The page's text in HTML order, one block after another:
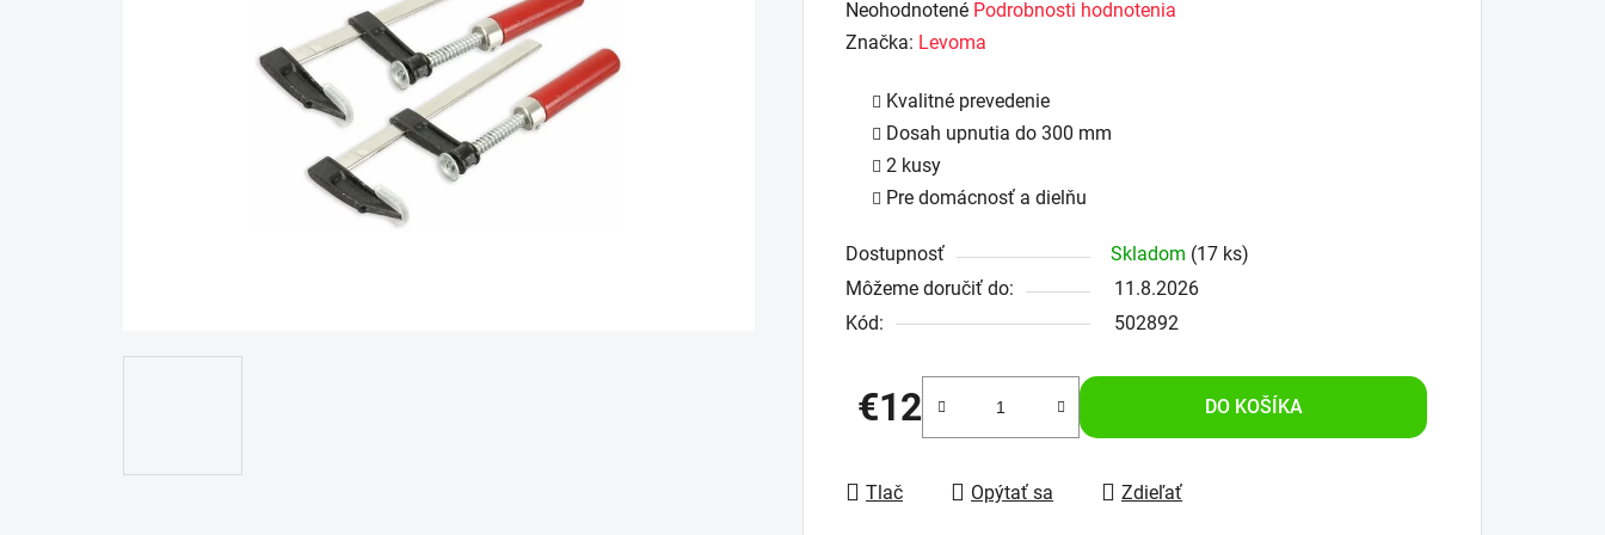
Priemerné
hodnotenie
Neohodnotené Podrobnosti hodnotenia
Značka: Levoma
Kvalitné prevedenie
Dosah upnutia do 300 mm
2 kusy
Pre domácnosť a dielňu
Dostupnosť Skladom (17 ks)
Môžeme doručiť do:
11.8.2026
Kód:
502892
€12
Jednotková cena:
DO KOŠÍKA
Tlač Opýtať sa Zdieľať